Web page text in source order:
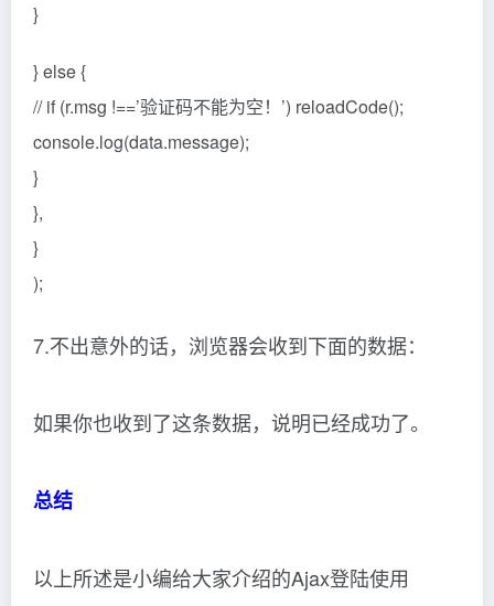
}
} else {
// if (r.msg !==’验证码不能为空！’) reloadCode();
console.log(data.message);
}
},
}
);
7.不出意外的话，浏览器会收到下面的数据：
如果你也收到了这条数据，说明已经成功了。
总结
以上所述是小编给大家介绍的Ajax登陆使用